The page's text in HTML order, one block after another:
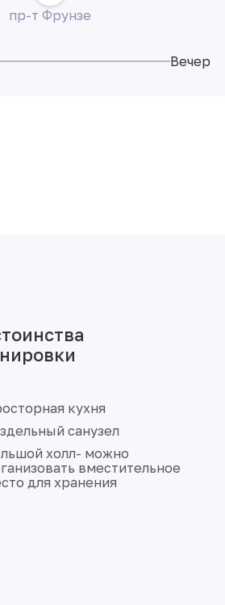
пр-т Фрунзе
Вечер
кухня
санузел
холл- можно
вместительное
для хранения